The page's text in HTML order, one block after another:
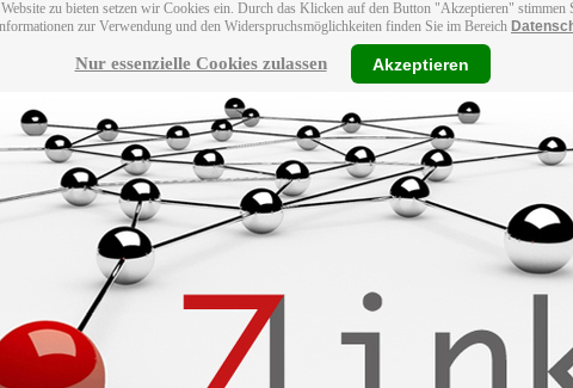
zu bieten setzen wir Cookies ein. Durch das Klicken auf den Button "Akzeptieren"
zur Verwendung und den Widerspruchsmöglichkeiten finden Sie im Bereich
Nur essenzielle Cookies zulassen Akzeptieren